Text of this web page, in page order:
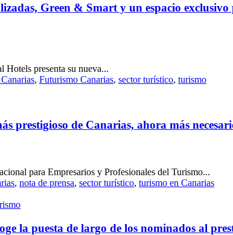
Green & Smart y un espacio
Hotels presenta su nueva...
, Futurismo Canarias, sector turístico, turismo
prestigioso de Canarias, ahora más
para Empresarios y Profesionales del Turismo...
, nota de prensa, sector turístico, turismo en Canarias
la puesta de largo de los nominados al